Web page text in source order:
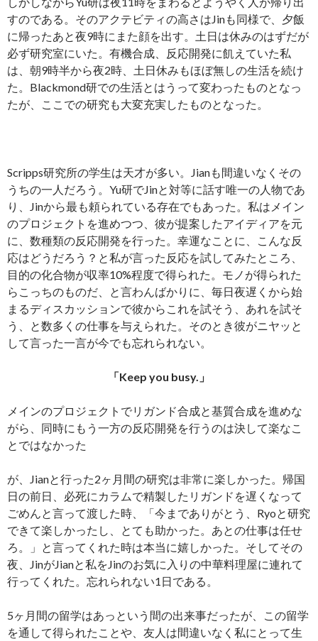
すのである。そのアクテビティの高さはJinも同様で、夕飯
に帰ったあと夜9時にまた顔を出す。土日は休みのはずだが
必ず研究室にいた。有機合成、反応開発に飢えていた私
は、朝9時半から夜2時、土日休みもほぼ無しの生活を続け
た。Blackmond研での生活とはうって変わったものとなっ
たが、ここでの研究も大変充実したものとなった。
Scripps研究所の学生は天才が多い。Jianも間違いなくその
うちの一人だろう。Yu研でJinと対等に話す唯一の人物であ
り、Jinから最も頼られている存在でもあった。私はメイン
のプロジェクトを進めつつ、彼が提案したアイディアを元
に、数種類の反応開発を行った。幸運なことに、こんな反
応はどうだろう？と私が言った反応を試してみたところ、
目的の化合物が収率10%程度で得られた。モノが得られた
らこっちのものだ、と言わんばかりに、毎日夜遅くから始
まるディスカッションで彼からこれを試そう、あれを試そ
う、と数多くの仕事を与えられた。そのとき彼がニヤッと
して言った一言が今でも忘れられない。
「Keep you busy.」
メインのプロジェクトでリガンド合成と基質合成を進めな
がら、同時にもう一方の反応開発を行うのは決して楽なこ
とではなかった
が、Jianと行った2ヶ月間の研究は非常に楽しかった。帰国
日の前日、必死にカラムで精製したリガンドを遅くなって
ごめんと言って渡した時、「今までありがとう、Ryoと研究
できて楽しかったし、とても助かった。あとの仕事は任せ
ろ。」と言ってくれた時は本当に嬉しかった。そしてその
夜、JinがJianと私をJinのお気に入りの中華料理屋に連れて
行ってくれた。忘れられない1日である。
5ヶ月間の留学はあっという間の出来事だったが、この留学
を通して得られたことや、友人は間違いなく私にとって生